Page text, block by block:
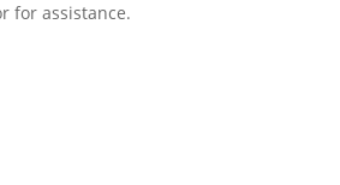
for assistance.